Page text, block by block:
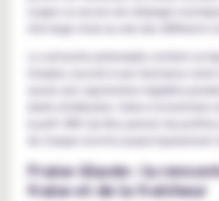
rouges ou encore de mélanges
d'un large choix au sein des différents
La cartouche préremplie contient un
l'emploi, associé à une résistance
assure une vaporisation régulière
durée d'utilisation. Grâce à la batterie
de chaque recette jusqu'à épuisement
Fraise Glacée : la
fraise et de la fraîcheur